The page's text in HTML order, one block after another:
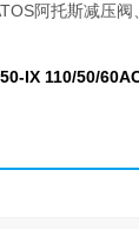
阿托斯减压
IX 110/50/